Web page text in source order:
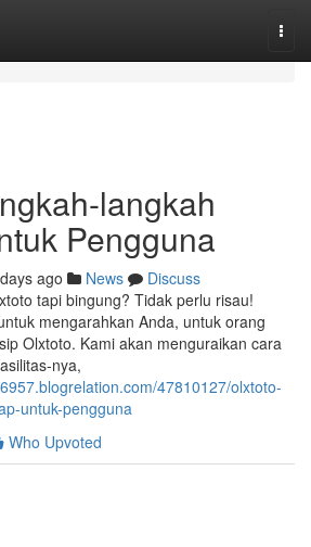
langkah
Pengguna
ago News
Discuss
tapi bingung? Tidak perlu risau!
mengarahkan Anda, untuk orang
Olxtoto. Kami akan menguraikan cara
nya,
47810127/olxtoto-
untuk-pengguna
Who Upvoted